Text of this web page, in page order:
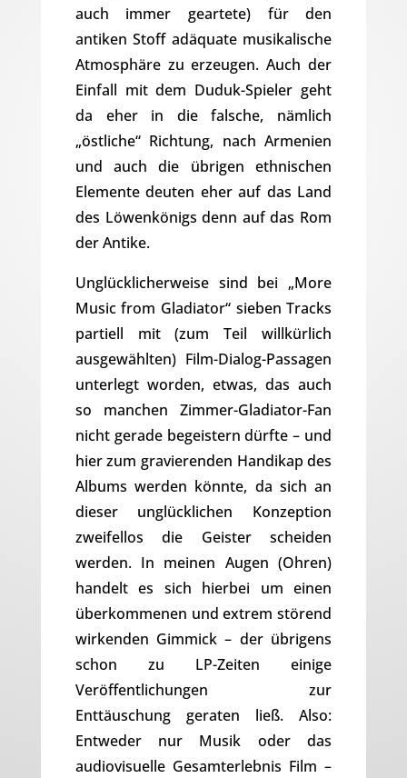
auch immer geartete) für den
antiken Stoff adäquate musikalische
Atmosphäre zu erzeugen. Auch der
Einfall mit dem Duduk-Spieler geht
da eher in die falsche, nämlich
„östliche“ Richtung, nach Armenien
und auch die übrigen ethnischen
Elemente deuten eher auf das Land
des Löwenkönigs denn auf das Rom
der Antike.
Unglücklicherweise sind bei „More
Music from Gladiator“ sieben Tracks
partiell mit (zum Teil willkürlich
ausgewählten) Film-Dialog-Passagen
unterlegt worden, etwas, das auch
so manchen Zimmer-Gladiator-Fan
nicht gerade begeistern dürfte – und
hier zum gravierenden Handikap des
Albums werden könnte, da sich an
dieser unglücklichen Konzeption
zweifellos die Geister scheiden
werden. In meinen Augen (Ohren)
handelt es sich hierbei um einen
überkommenen und extrem störend
wirkenden Gimmick – der übrigens
schon zu LP-Zeiten einige
Veröffentlichungen zur
Enttäuschung geraten ließ. Also:
Entweder nur Musik oder das
audiovisuelle Gesamterlebnis Film –